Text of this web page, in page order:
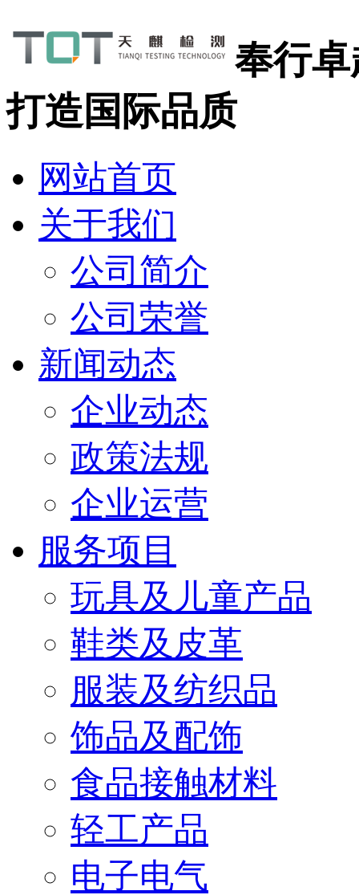
奉行
打造国际品质
网站首页
关于我们
公司简介
公司荣誉
新闻动态
企业动态
政策法规
企业运营
服务项目
玩具及儿童产品
鞋类及皮革
服装及纺织品
饰品及配饰
食品接触材料
轻工产品
电子电气